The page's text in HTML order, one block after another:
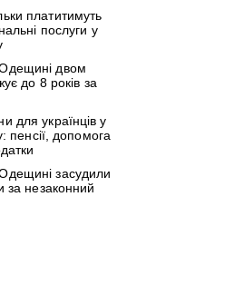
платитимуть
послуги у
двом
до 8 років за
для українців у
пенсії, допомога
засудили
за незаконний